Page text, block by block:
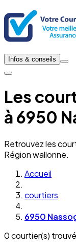
Infos & conseils
Les
à 6950
Retrouvez les
Région wallonne.
Accueil
courtiers
6950
0 courtier(s)